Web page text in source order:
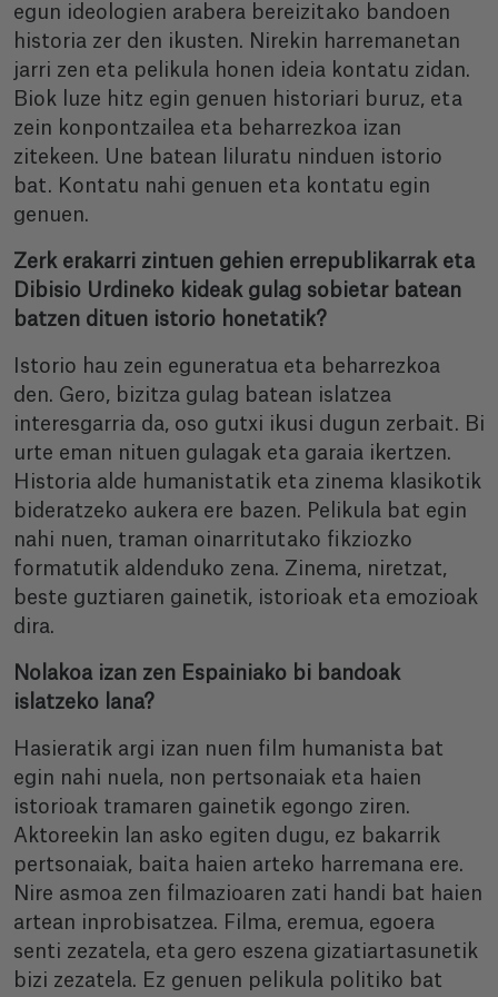
egun ideologien arabera bereizitako bandoen
historia zer den ikusten. Nirekin harremanetan
jarri zen eta pelikula honen ideia kontatu zidan.
Biok luze hitz egin genuen historiari buruz, eta
zein konpontzailea eta beharrezkoa izan
zitekeen. Une batean liluratu ninduen istorio
bat. Kontatu nahi genuen eta kontatu egin
genuen.
Zerk erakarri zintuen gehien errepublikarrak eta
Dibisio Urdineko kideak gulag sobietar batean
batzen dituen istorio honetatik?
Istorio hau zein eguneratua eta beharrezkoa
den. Gero, bizitza gulag batean islatzea
interesgarria da, oso gutxi ikusi dugun zerbait. Bi
urte eman nituen gulagak eta garaia ikertzen.
Historia alde humanistatik eta zinema klasikotik
bideratzeko aukera ere bazen. Pelikula bat egin
nahi nuen, traman oinarritutako fikziozko
formatutik aldenduko zena. Zinema, niretzat,
beste guztiaren gainetik, istorioak eta emozioak
dira.
Nolakoa izan zen Espainiako bi bandoak
islatzeko lana?
Hasieratik argi izan nuen film humanista bat
egin nahi nuela, non pertsonaiak eta haien
istorioak tramaren gainetik egongo ziren.
Aktoreekin lan asko egiten dugu, ez bakarrik
pertsonaiak, baita haien arteko harremana ere.
Nire asmoa zen filmazioaren zati handi bat haien
artean inprobisatzea. Filma, eremua, egoera
senti zezatela, eta gero eszena gizatiartasunetik
bizi zezatela. Ez genuen pelikula politiko bat